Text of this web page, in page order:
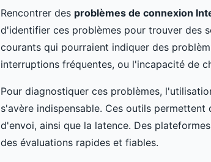
Rencontrer des problèmes de connexion
d'identifier ces problèmes pour trouver des
courants qui pourraient indiquer des
interruptions fréquentes, ou l'incapacité de
Pour diagnostiquer ces problèmes,
s'avère indispensable. Ces outils
d'envoi, ainsi que la latence. Des
des évaluations rapides et fiables.